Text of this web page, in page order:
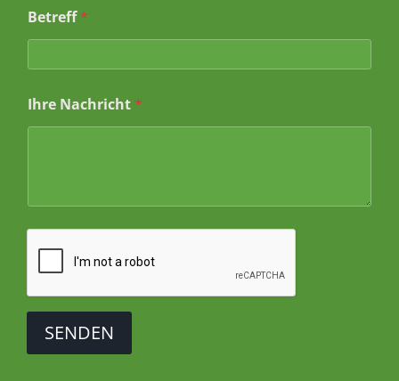
a
m
I
r
*
Betreff*
Ihre Nachricht *
SENDEN